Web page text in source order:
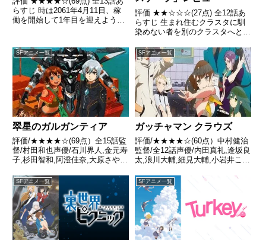
らすじ 時は2061年4月11日、稼
働を開始して1年目を迎えようと
の為、テーマパーク「ニーアラン
ド」のステージで歌っていた引
用- Wikipe...
評価 ★★☆☆☆(27点) 全12話あ
らすじ 生まれ住むクラスタに馴
染めない者を別のクラスタへと移
ターズ」を描く。引用- Wikipedia
SFアニメ一覧
翠星のガルガンティア
評価/★★★★☆(69点）全15話監
督/村田和也声優/石川界人,金元寿
子,杉田智和,阿澄佳奈,大原さやか
はこちら あらすじ遠い未来、宇
宙に進出した人類は「人類銀河同
盟」を結成し、宇宙生命体「ヒデ
ィアーズ」と争い...
SFアニメ一覧
ガッチャマン クラウズ
評価/★★★★☆(60点）中村健治
監督/全12話声優/内田真礼,逢坂良
太,浪川大輔,細見大輔,小岩井こと
想はこちら あらすじ異星人犯罪
者を秘密裏に駆除する特殊部隊・
ガッチャマン。その存在はフィク
ションとして、市...
SFアニメ一覧 SFアニメ一覧